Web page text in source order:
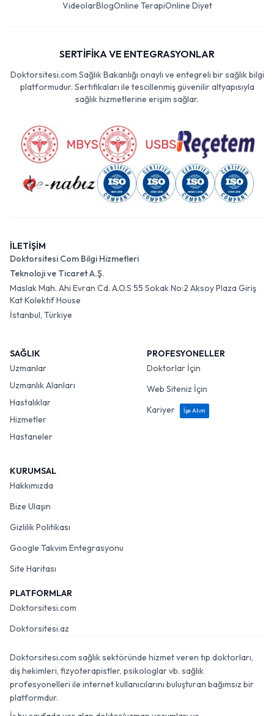
VideolarBlogOnline TerapiOnline Diyet
SERTİFİKA VE ENTEGRASYONLAR
Doktorsitesi.com Sağlık Bakanlığı onaylı ve entegreli bir sağlık bilgi
platformudur. Sertifikaları ile tescillenmiş güvenilir altyapısıyla
sağlık hizmetlerine erişim sağlar.
İLETİŞİM
Doktorsitesi Com Bilgi Hizmetleri
Teknoloji ve Ticaret A.Ş.
Maslak Mah. Ahi Evran Cd. A.O.S 55 Sokak No:2 Aksoy Plaza Giriş
Kat Kolektif House
İstanbul, Türkiye
SAĞLIK
Uzmanlar
Uzmanlık Alanları
Hastalıklar
Hizmetler
Hastaneler
PROFESYONELLER
Doktorlar İçin
Web Siteniz İçin
Kariyer
İşe Alım
KURUMSAL
Hakkımızda
Bize Ulaşın
Gizlilik Politikası
Google Takvim Entegrasyonu
Site Haritası
PLATFORMLAR
Doktorsitesi.com
Doktorsitesi.az
Doktorsitesi.com sağlık sektöründe hizmet veren tıp doktorları,
diş hekimleri, fizyoterapistler, psikologlar vb. sağlık
profesyonelleri ile internet kullanıcılarını buluşturan bağımsız bir
platformdur.